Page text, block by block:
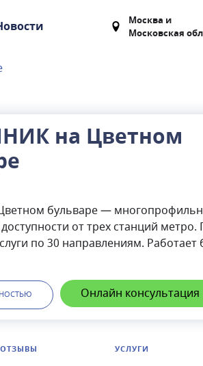
Москва и
Московская
на Цветном
бульваре —
от трех станций метро.
по 30 направлениям. Работает
медицинских наук: терапевты,
андрологи, отоларингологи,
флебологи, маммологи, кардиологи,
Онлайн консультация
ОТЗЫВЫ УСЛУГИ